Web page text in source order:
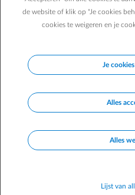
Dynamic load balancing
verbruik. In het geval van een
of zaak, je laadstation
verbruiken.
stopgezet. Hierdoor kan je steeds
je huis of zaak zonder dat je
de website of klik op "Je cookies
cookies te weigeren en je
Je
Alles
Alles
Lijst van